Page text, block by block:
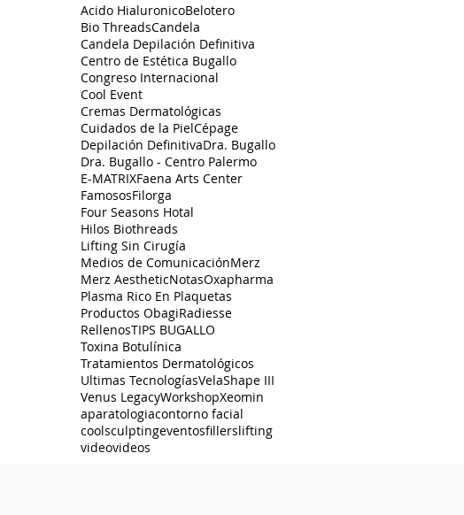
Acido HialuronicoBelotero
Bio ThreadsCandela
Candela Depilación Definitiva
Centro de Estética Bugallo
Congreso Internacional
Cool Event
Cremas Dermatológicas
Cuidados de la PielCépage
Depilación DefinitivaDra. Bugallo
Dra. Bugallo - Centro Palermo
E-MATRIXFaena Arts Center
FamososFilorga
Four Seasons Hotal
Hilos Biothreads
Lifting Sin Cirugía
Medios de ComunicaciónMerz
Merz AestheticNotasOxapharma
Plasma Rico En Plaquetas
Productos ObagiRadiesse
RellenosTIPS BUGALLO
Toxina Botulínica
Tratamientos Dermatológicos
Ultimas TecnologíasVelaShape III
Venus LegacyWorkshopXeomin
aparatologiacontorno facial
coolsculptingeventosfillerslifting
videovideos